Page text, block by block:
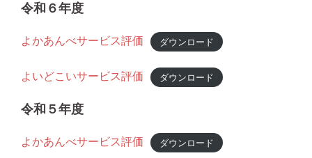
令和６年度
よかあんべサービス評価 ダウンロード
よいどこいサービス評価 ダウンロード
令和５年度
よかあんべサービス評価 ダウンロード